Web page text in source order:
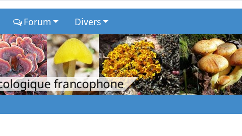
Forum Divers
francophone